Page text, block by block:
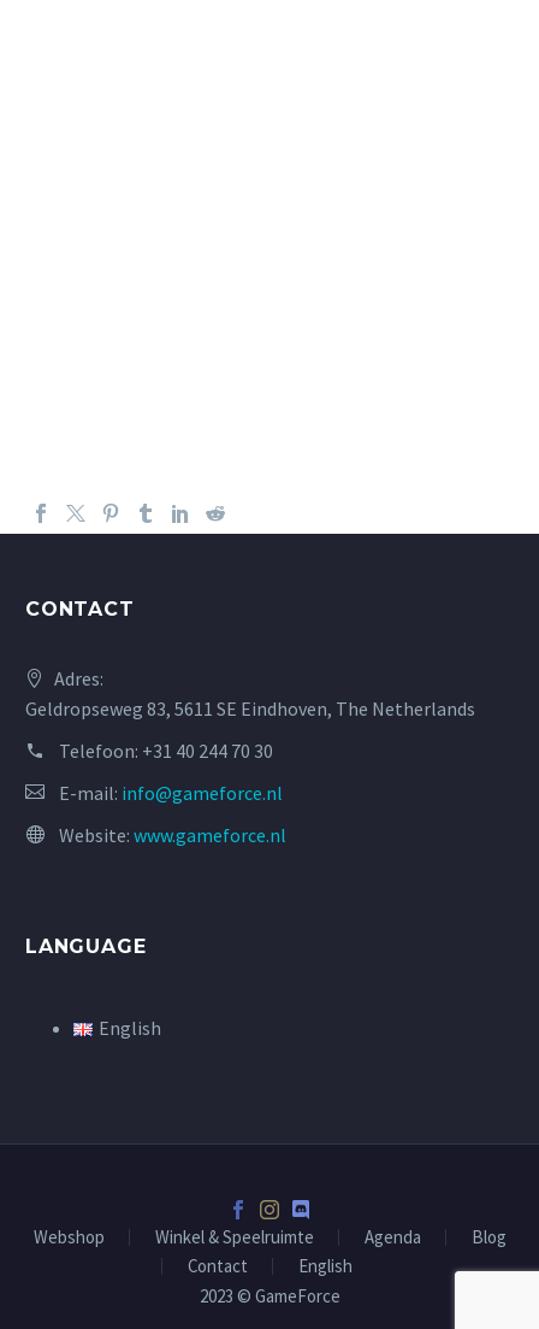
CONTACT
Adres:
Geldropseweg 83, 5611 SE Eindhoven, The Netherlands
Telefoon: +31 40 244 70 30
E-mail: info@gameforce.nl
Website: www.gameforce.nl
LANGUAGE
English
Webshop Winkel & Speelruimte Agenda
Blog
Contact
English
2023 © GameForce